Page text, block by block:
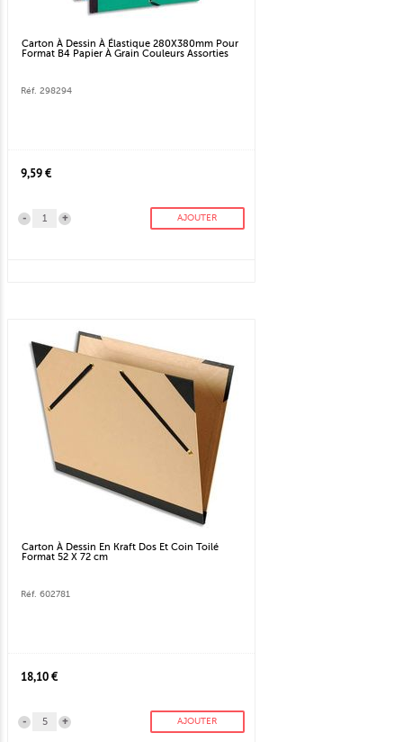
Carton À Dessin À Élastique 280X380mm Pour
Format B4 Papier À Grain Couleurs Assorties
Réf. 298294
9,59 €
+
- AJOUTER
Carton À Dessin En Kraft Dos Et Coin Toilé
Format 52 X 72 cm
Réf. 602781
18,10 €
+
- AJOUTER